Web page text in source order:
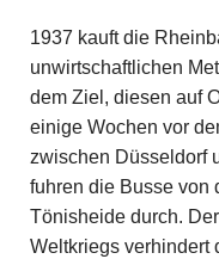
1937 kauft die
unwirtschaftlichen
dem Ziel, diesen auf
einige Wochen vor
zwischen Düsseldorf
fuhren die Busse von
Tönisheide durch.
Weltkriegs verhindert